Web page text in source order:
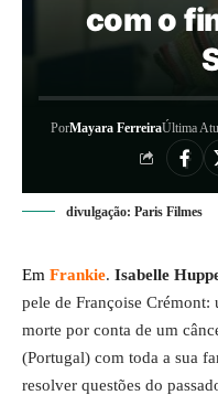
com o
PorMayara FerreiraÚltima
divulgação: Paris Filmes
Em Frankie. Isabelle
pele de Françoise Crémont:
morte por conta de um
(Portugal) com toda a sua
resolver questões do